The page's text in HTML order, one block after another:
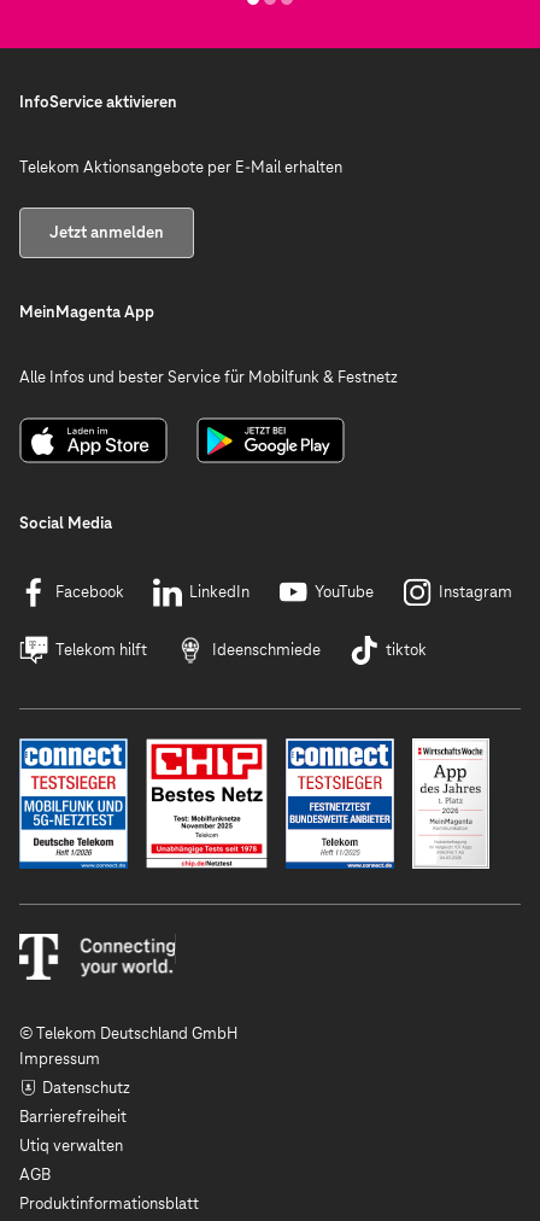
InfoService aktivieren
Telekom Aktionsangebote per E-Mail erhalten
Jetzt anmelden
MeinMagenta App
Alle Infos und bester Service für Mobilfunk & Festnetz
Social Media
Facebook LinkedIn YouTube Instagram
Telekom hilft Ideenschmiede tiktok
© Telekom Deutschland GmbH
Impressum
Datenschutz
Barrierefreiheit
Utiq verwalten
AGB
Produktinformationsblatt